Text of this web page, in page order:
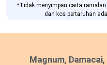
*Tidak menyimpan carta
dan kos pertaruhan
Magnum,